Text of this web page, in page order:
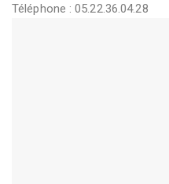
Téléphone : 05.22.36.04.28